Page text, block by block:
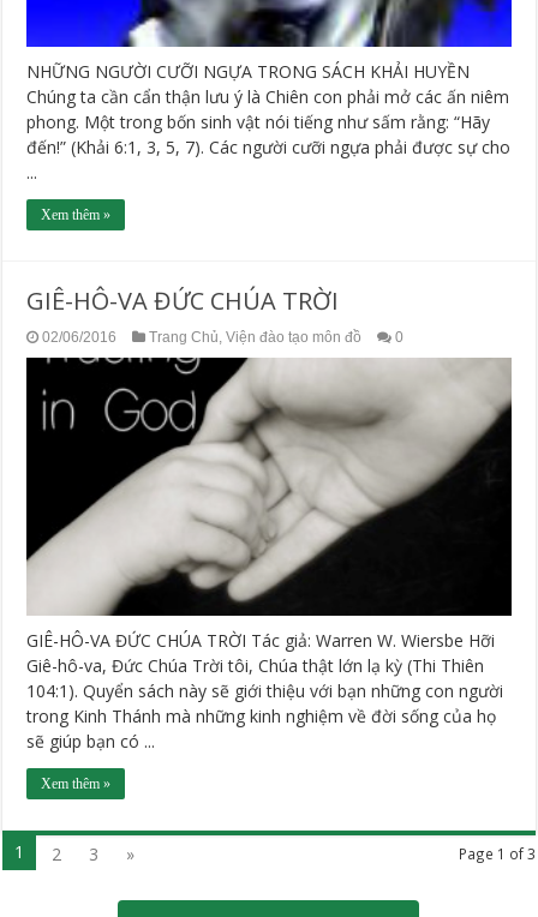
NHỮNG NGƯỜI CƯỠI NGỰA TRONG SÁCH KHẢI HUYỀN
Chúng ta cần cẩn thận lưu ý là Chiên con phải mở các ấn niêm
phong. Một trong bốn sinh vật nói tiếng như sấm rằng: “Hãy
đến!” (Khải 6:1, 3, 5, 7). Các người cưỡi ngựa phải được sự cho
...
Xem thêm »
GIÊ-HÔ-VA ĐỨC CHÚA TRỜI
02/06/2016 Trang Chủ,Viện đào tạo môn đồ 0
GIÊ-HÔ-VA ĐỨC CHÚA TRỜI Tác giả: Warren W. Wiersbe Hỡi
Giê-hô-va, Đức Chúa Trời tôi, Chúa thật lớn lạ kỳ (Thi Thiên
104:1). Quyển sách này sẽ giới thiệu với bạn những con người
trong Kinh Thánh mà những kinh nghiệm về đời sống của họ
sẽ giúp bạn có ...
Xem thêm »
Page 1 of 3
1 2 3 »